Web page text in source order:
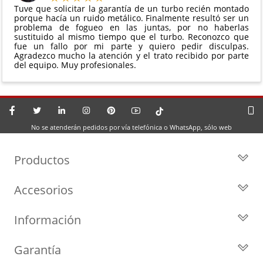
Tuve que solicitar la garantía de un turbo recién montado
porque hacía un ruido metálico. Finalmente resultó ser un
problema de fogueo en las juntas, por no haberlas
sustituido al mismo tiempo que el turbo. Reconozco que
fue un fallo por mi parte y quiero pedir disculpas.
Agradezco mucho la atención y el trato recibido por parte
del equipo. Muy profesionales.
No se atenderán pedidos por vía telefónica o WhatsApp, sólo web
Productos
Turbos por Marca
Cartuchos
Accesorios
Geometrías
Información
Privacidad y Aviso Legal
Garantía